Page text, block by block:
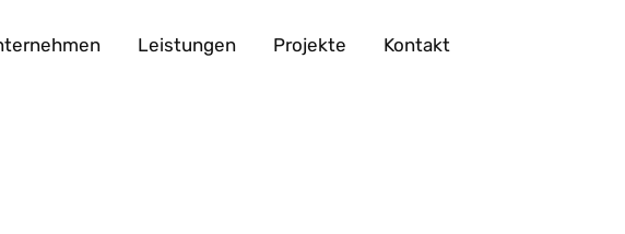
Leistungen Projekte Kontakt